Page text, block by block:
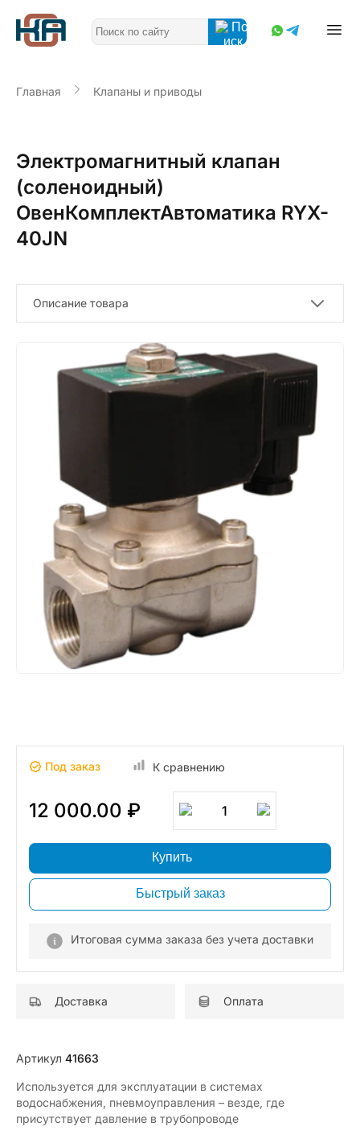
Главная Клапаны и приводы
Электромагнитный клапан
(соленоидный)
ОвенКомплектАвтоматика RYX-
40JN
Описание товара
Под заказ К сравнению
12 000.00 ₽ 1
Купить
Быстрый заказ
Итоговая сумма заказа без учета доставки
Доставка Оплата
Артикул 41663
Используется для эксплуатации в системах
водоснабжения, пневмоуправления – везде, где
присутствует давление в трубопроводе